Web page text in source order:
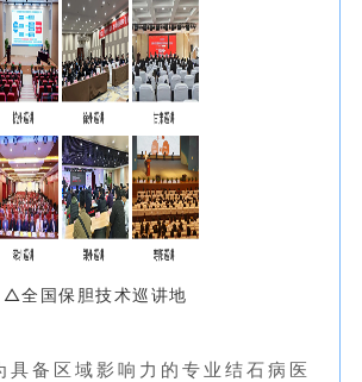
△全国保胆技术巡讲地
具备区域影响力的专业结石病医